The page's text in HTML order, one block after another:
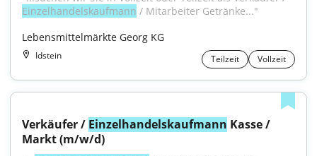
Einzelhandelskaufmann / Mitarbeiter Getränke..."
Lebensmittelmärkte Georg KG
Idstein Teilzeit Vollzeit
Verkäufer / Einzelhandelskaufmann Kasse /
Markt (m/w/d)